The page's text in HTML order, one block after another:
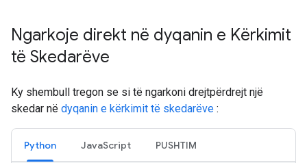
Ngarkoje direkt në dyqanin e Kërkimit
të Skedarëve
Ky shembull tregon se si të ngarkoni drejtpërdrejt një
skedar në dyqanin e kërkimit të skedarëve :
Python JavaScript PUSHTIM